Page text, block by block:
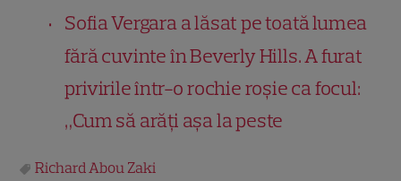
Sofia Vergara a lăsat pe toată lumea
fără cuvinte în Beverly Hills. A furat
privirile într-o rochie roșie ca focul:
„Cum să arăți așa la peste
Richard Abou Zaki